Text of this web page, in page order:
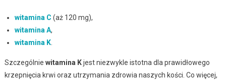
witamina C (aż 120 mg),
witamina A,
witamina K.
Szczególnie witamina Kjest niezwykle istotna dla prawidłowego
krzepnięcia krwi oraz utrzymania zdrowia naszych kości. Co więcej,